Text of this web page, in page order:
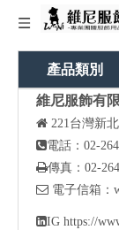
產品類別
維尼服飾有
 221台灣新
電話：02-
傳真：02-
 電子信箱：
IG https://